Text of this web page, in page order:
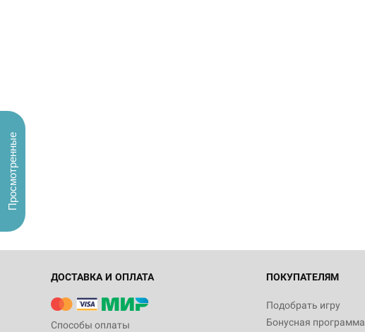
ДОСТАВКА И ОПЛАТА
Способы оплаты
ПОКУПАТЕЛЯМ
Подобрать игру
Бонусная программа
Просмотренные